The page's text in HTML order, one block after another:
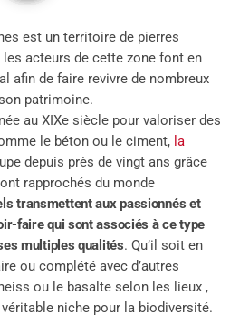
est un territoire de pierres
acteurs de cette zone font en
afin de faire revivre de nombreux
patrimoine.
au XIXe siècle pour valoriser des
le béton ou le ciment, la
depuis près de vingt ans grâce
rapprochés du monde
transmettent aux passionnés et
faire qui sont associés à ce type
multiples qualités. Qu’il soit en
ou complété avec d’autres
ou le basalte selon les lieux ,
niche pour la biodiversité.